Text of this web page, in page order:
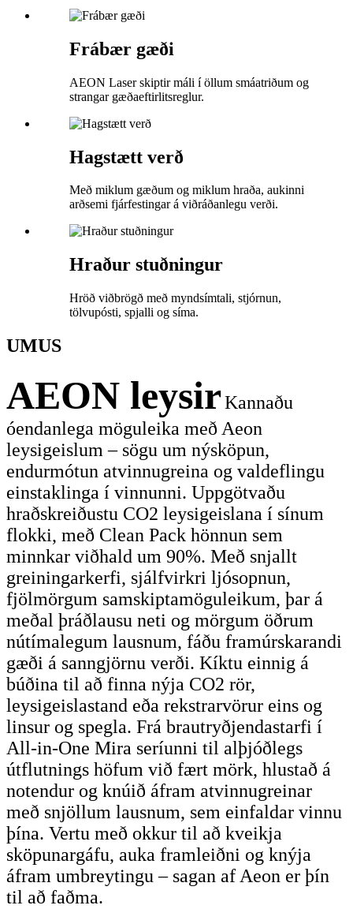
Frábær gæði
AEON Laser skiptir máli í öllum smáatriðum og
strangar gæðaeftirlitsreglur.
Hagstætt verð
Með miklum gæðum og miklum hraða, aukinni
arðsemi fjárfestingar á viðráðanlegu verði.
Hraður stuðningur
Hröð viðbrögð með myndsímtali, stjórnun,
tölvupósti, spjalli og síma.
UMUS
AEON leysirKannaðu
óendanlega möguleika með Aeon
leysigeislum – sögu um nýsköpun,
endurmótun atvinnugreina og valdeflingu
einstaklinga í vinnunni. Uppgötvaðu
hraðskreiðustu CO2 leysigeislana í sínum
flokki, með Clean Pack hönnun sem
minnkar viðhald um 90%. Með snjallt
greiningarkerfi, sjálfvirkri ljósopnun,
fjölmörgum samskiptamöguleikum, þar á
meðal þráðlausu neti og mörgum öðrum
nútímalegum lausnum, fáðu framúrskarandi
gæði á sanngjörnu verði. Kíktu einnig á
búðina til að finna nýja CO2 rör,
leysigeislastand eða rekstrarvörur eins og
linsur og spegla. Frá brautryðjendastarfi í
All-in-One Mira seríunni til alþjóðlegs
útflutnings höfum við fært mörk, hlustað á
notendur og knúið áfram atvinnugreinar
með snjöllum lausnum, sem einfaldar vinnu
þína. Vertu með okkur til að kveikja
sköpunargáfu, auka framleiðni og knýja
áfram umbreytingu – sagan af Aeon er þín
til að faðma.